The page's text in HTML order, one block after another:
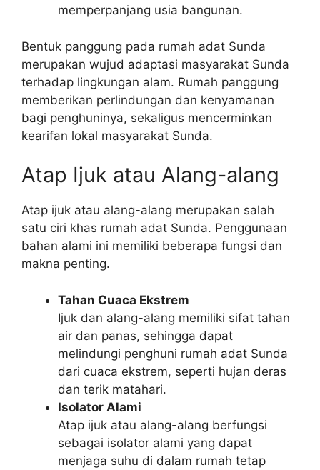
memperpanjang usia bangunan.
Bentuk panggung pada rumah adat Sunda
merupakan wujud adaptasi masyarakat Sunda
terhadap lingkungan alam. Rumah panggung
memberikan perlindungan dan kenyamanan
bagi penghuninya, sekaligus mencerminkan
kearifan lokal masyarakat Sunda.
Atap Ijuk atau Alang-alang
Atap ijuk atau alang-alang merupakan salah
satu ciri khas rumah adat Sunda. Penggunaan
bahan alami ini memiliki beberapa fungsi dan
makna penting.
Tahan Cuaca Ekstrem
Ijuk dan alang-alang memiliki sifat tahan
air dan panas, sehingga dapat
melindungi penghuni rumah adat Sunda
dari cuaca ekstrem, seperti hujan deras
dan terik matahari.
Isolator Alami
Atap ijuk atau alang-alang berfungsi
sebagai isolator alami yang dapat
menjaga suhu di dalam rumah tetap